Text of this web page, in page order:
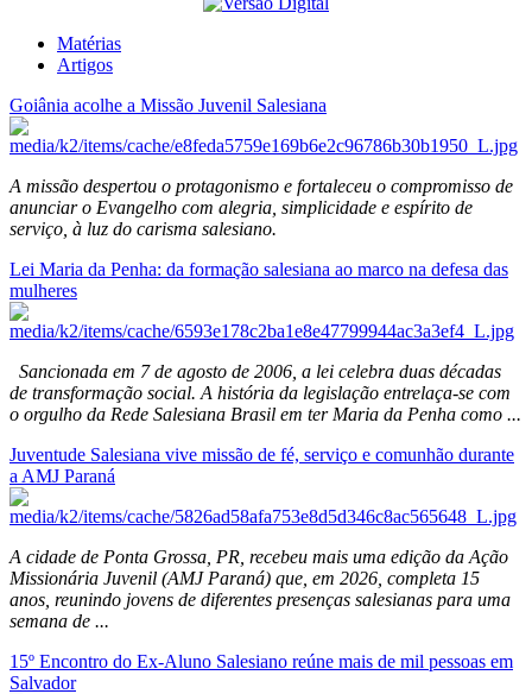
Matérias
Artigos
Goiânia acolhe a Missão Juvenil Salesiana
A missão despertou o protagonismo e fortaleceu o compromisso de
anunciar o Evangelho com alegria, simplicidade e espírito de
serviço, à luz do carisma salesiano.
Lei Maria da Penha: da formação salesiana ao marco na defesa das
mulheres
Sancionada em 7 de agosto de 2006, a lei celebra duas décadas
de transformação social. A história da legislação entrelaça-se com
o orgulho da Rede Salesiana Brasil em ter Maria da Penha como ...
Juventude Salesiana vive missão de fé, serviço e comunhão durante
a AMJ Paraná
A cidade de Ponta Grossa, PR, recebeu mais uma edição da Ação
Missionária Juvenil (AMJ Paraná) que, em 2026, completa 15
anos, reunindo jovens de diferentes presenças salesianas para uma
semana de ...
15º Encontro do Ex-Aluno Salesiano reúne mais de mil pessoas em
Salvador